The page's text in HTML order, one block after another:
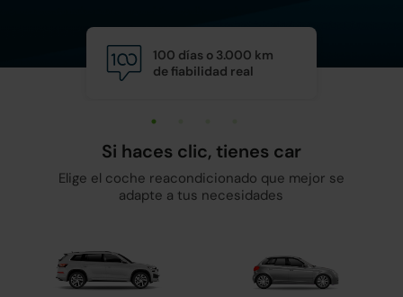
100 días o 3.000 km
de fiabilidad real
y
Si haces clic, tienes car
Elige el coche reacondicionado que mejor se
adapte a tus necesidades